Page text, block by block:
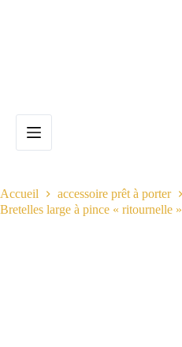
Accueil accessoire prêt à porter
Bretelles large à pince « ritournelle »